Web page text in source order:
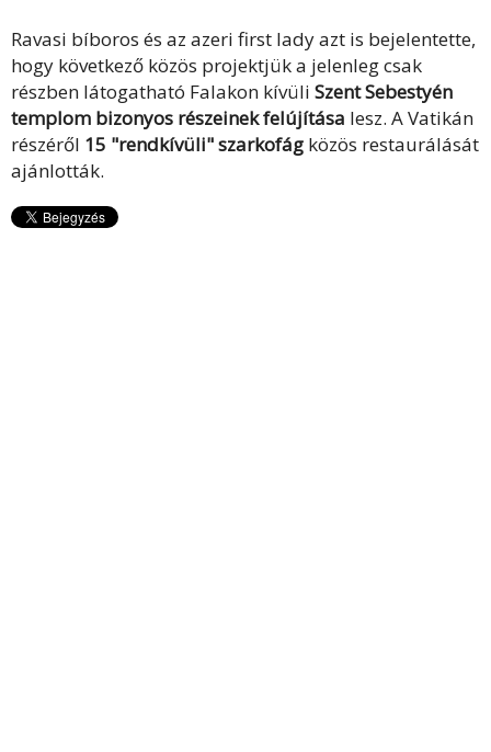
Ravasi bíboros és az azeri first lady azt is bejelentette,
hogy következő közös projektjük a jelenleg csak
részben látogatható Falakon kívüli Szent Sebestyén
templom bizonyos részeinek felújítása lesz. A Vatikán
részéről 15 "rendkívüli" szarkofág közös restaurálását
ajánlották.